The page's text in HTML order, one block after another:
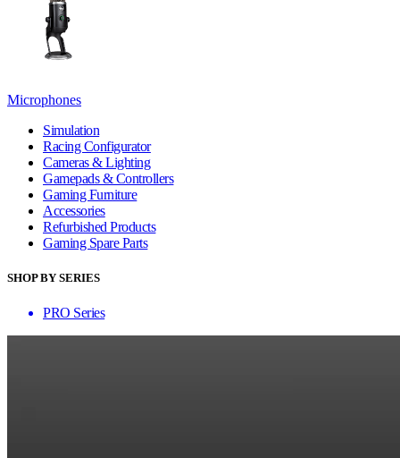
Microphones
Simulation
Racing Configurator
Cameras & Lighting
Gamepads & Controllers
Gaming Furniture
Accessories
Refurbished Products
Gaming Spare Parts
SHOP BY SERIES
PRO Series